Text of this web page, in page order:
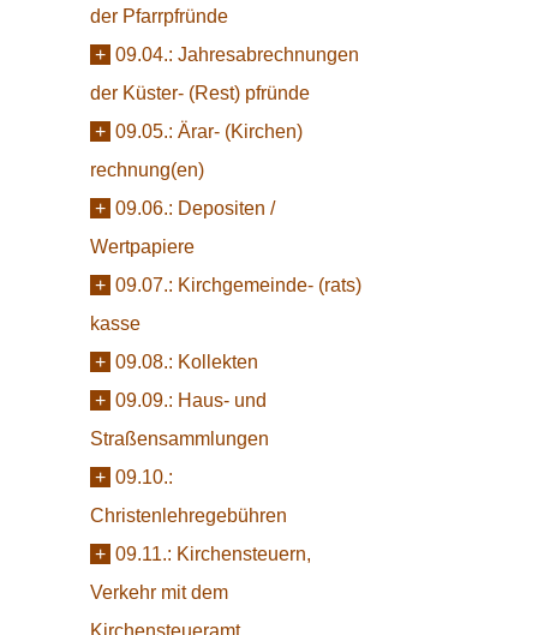
der Pfarrpfründe
+ 09.04.: Jahresabrechnungen
der Küster- (Rest) pfründe
+ 09.05.: Ärar- (Kirchen)
rechnung(en)
+ 09.06.: Depositen /
Wertpapiere
+ 09.07.: Kirchgemeinde- (rats)
kasse
+ 09.08.: Kollekten
+ 09.09.: Haus- und
Straßensammlungen
+ 09.10.:
Christenlehregebühren
+ 09.11.: Kirchensteuern,
Verkehr mit dem
Kirchensteueramt